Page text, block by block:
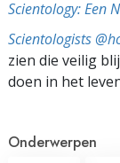
Scientology: Een
Scientologists
zien die veilig
doen in het
Onderwerpen